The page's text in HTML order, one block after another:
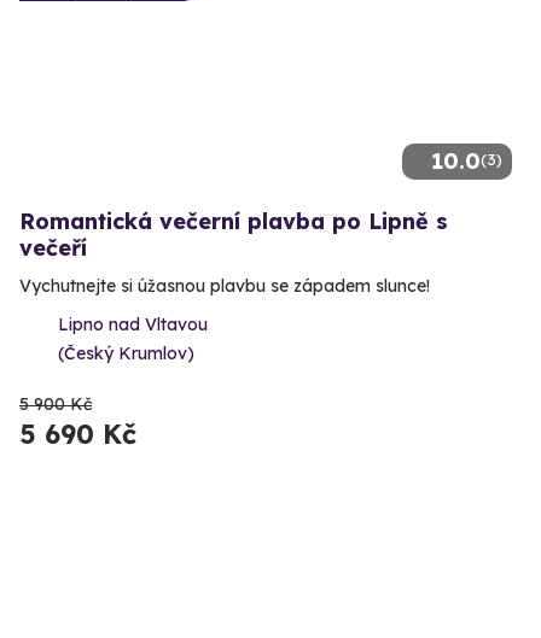
10.0(3)
Romantická večerní plavba po Lipně s
večeří
Vychutnejte si úžasnou plavbu se západem slunce!
Lipno nad Vltavou
(Český Krumlov)
5 900 Kč
5 690 Kč